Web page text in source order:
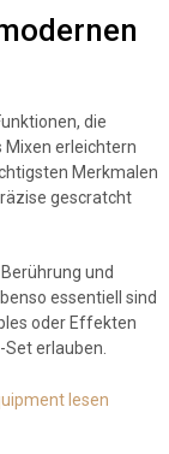
die
erleichtern
Merkmalen
gescratcht
und
essentiell sind
oder Effekten
erlauben.
lesen